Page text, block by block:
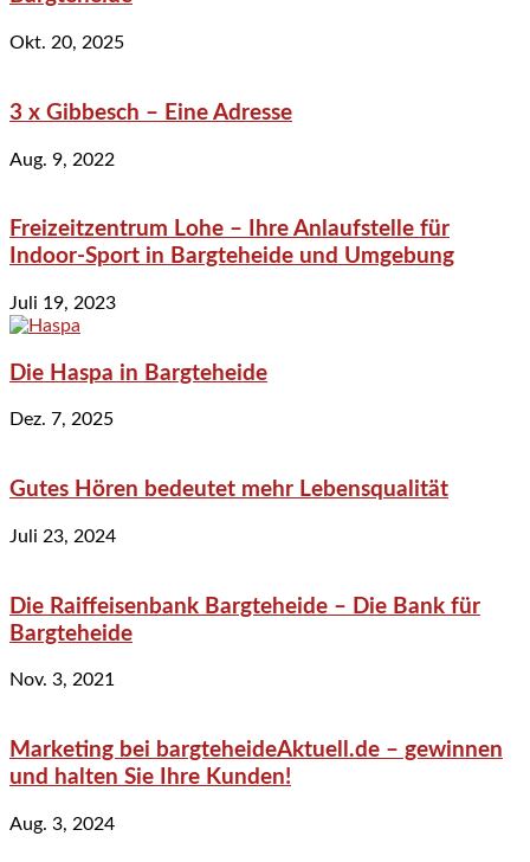
Okt. 20, 2025
3 x Gibbesch – Eine Adresse
Aug. 9, 2022
Freizeitzentrum Lohe – Ihre Anlaufstelle für
Indoor-Sport in Bargteheide und Umgebung
Juli 19, 2023
Die Haspa in Bargteheide
Dez. 7, 2025
Gutes Hören bedeutet mehr Lebensqualität
Juli 23, 2024
Die Raiffeisenbank Bargteheide – Die Bank für
Bargteheide
Nov. 3, 2021
Marketing bei bargteheideAktuell.de – gewinnen
und halten Sie Ihre Kunden!
Aug. 3, 2024